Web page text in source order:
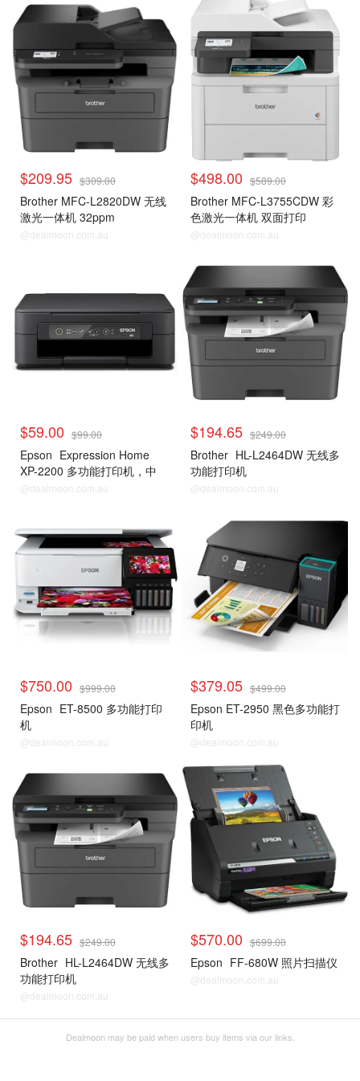
$209.95 $309.00
Brother MFC-L2820DW 无线
激光一体机 32ppm
@dealmoon.com.au
$498.00 $589.00
Brother MFC-L3755CDW 彩
色激光一体机 双面打印
@dealmoon.com.au
$59.00 $99.00
Epson Expression Home
XP-2200 多功能打印机，中
型，黑色，C11CK67501
@dealmoon.com.au
$194.65 $249.00
Brother HL-L2464DW 无线多
功能打印机
@dealmoon.com.au
$750.00 $999.00
Epson ET-8500 多功能打印
机
@dealmoon.com.au
$379.05 $499.00
Epson ET-2950 黑色多功能打
印机
@dealmoon.com.au
$194.65 $249.00
Brother HL-L2464DW 无线多
功能打印机
@dealmoon.com.au
$570.00 $699.00
Epson FF-680W 照片扫描仪
@dealmoon.com.au
Dealmoon may be paid when users buy items via our links.